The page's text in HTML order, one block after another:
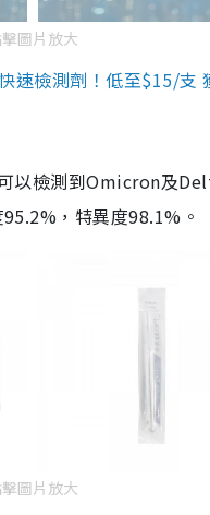
圖片放大
速檢測劑！低至$15/支
以檢測到Omicron及
，特異度98.1%。
圖片放大